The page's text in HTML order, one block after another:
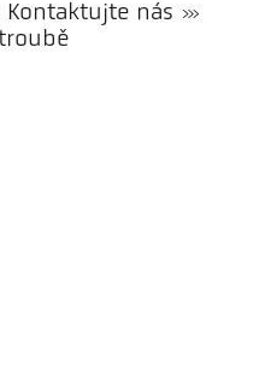
Kontaktujte nás